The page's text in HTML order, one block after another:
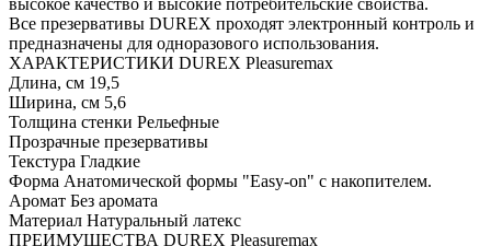
высокое качество и высокие потребительские свойства.
Все презервативы DUREX проходят электронный контроль и
предназначены для одноразового использования.
ХАРАКТЕРИСТИКИ DUREX Pleasuremax
Длина, см 19,5
Ширина, см 5,6
Толщина стенки Рельефные
Прозрачные презервативы
Текстура Гладкие
Форма Анатомической формы "Easy-on" с накопителем.
Аромат Без аромата
Материал Натуральный латекс
ПРЕИМУЩЕСТВА DUREX Pleasuremax